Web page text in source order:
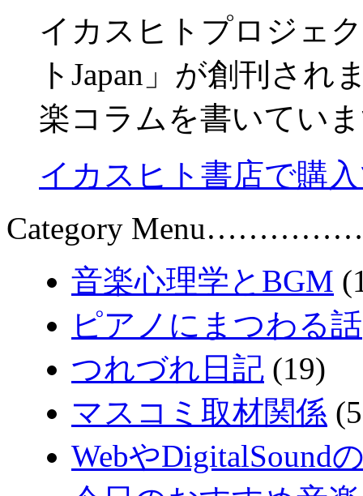
イカスヒトプロジェ
トJapan」が創刊さ
楽コラムを書いてい
イカスヒト書店で購
Category
音楽心理学とBGM
ピアノにまつわる話
つれづれ日記 (19)
マスコミ取材関係
WebやDigitalSound